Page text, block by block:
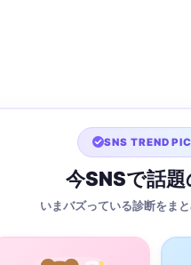
SNS TREND
今SNSで話題
いまバズっている診断をま